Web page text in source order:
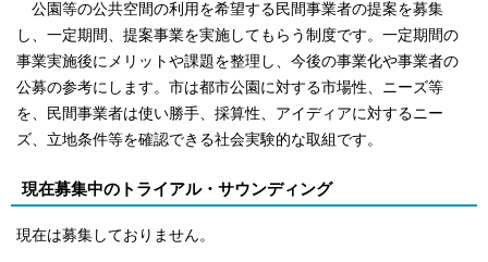
公園等の公共空間の利用を希望する民間事業者の提案を募集
し、一定期間、提案事業を実施してもらう制度です。一定期間の
事業実施後にメリットや課題を整理し、今後の事業化や事業者の
公募の参考にします。市は都市公園に対する市場性、ニーズ等
を、民間事業者は使い勝手、採算性、アイディアに対するニー
ズ、立地条件等を確認できる社会実験的な取組です。
現在募集中のトライアル・サウンディング
現在は募集しておりません。